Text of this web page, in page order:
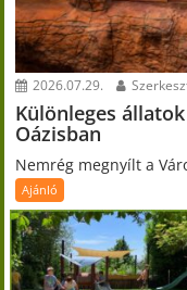
2026.07.29.
Különleges
Oázisban
Nemrég megnyílt a
Ajánló